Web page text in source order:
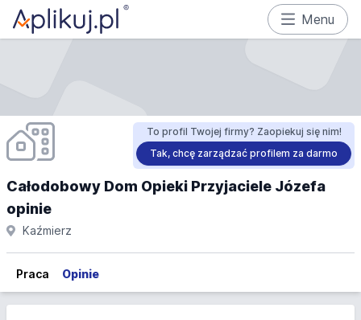
Menu
To profil Twojej firmy? Zaopiekuj się nim!
Tak, chcę zarządzać profilem za darmo
Całodobowy Dom Opieki Przyjaciele Józefa
opinie
Kaźmierz
Praca Opinie